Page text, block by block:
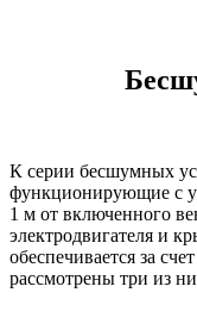
К серии бесшумных
функционирующие с
1 м от включенного
электродвигателя и
обеспечивается за
рассмотрены три из